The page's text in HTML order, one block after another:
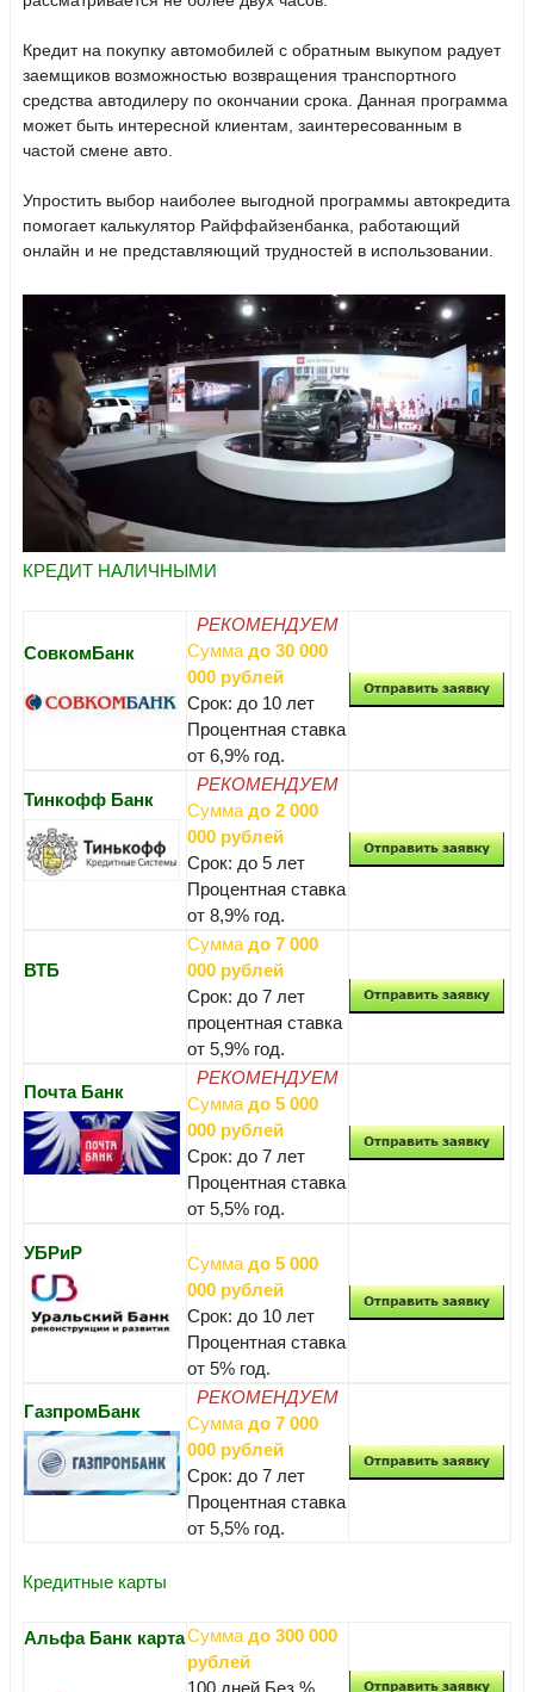
Кредит на покупку автомобилей с обратным выкупом радует
заемщиков возможностью возвращения транспортного
средства автодилеру по окончании срока. Данная программа
может быть интересной клиентам, заинтересованным в
частой смене авто.
Упростить выбор наиболее выгодной программы автокредита
помогает калькулятор Райффайзенбанка, работающий
онлайн и не представляющий трудностей в использовании.
КРЕДИТ НАЛИЧНЫМИ
СовкомБанк
РЕКОМЕНДУЕМ
Сумма до 30 000
000 рублей
Срок: до 10 лет
Процентная ставка
от 6,9% год.
Тинкофф Банк
РЕКОМЕНДУЕМ
Сумма до 2 000
000 рублей
Срок: до 5 лет
Процентная ставка
от 8,9% год.
ВТБ
Сумма до 7 000
000 рублей
Срок: до 7 лет
процентная ставка
от 5,9% год.
Почта Банк
РЕКОМЕНДУЕМ
Сумма до 5 000
000 рублей
Срок: до 7 лет
Процентная ставка
от 5,5% год.
УБРиР
Сумма до 5 000
000 рублей
Срок: до 10 лет
Процентная ставка
от 5% год.
ГазпромБанк
РЕКОМЕНДУЕМ
Сумма до 7 000
000 рублей
Срок: до 7 лет
Процентная ставка
от 5,5% год.
Кредитные карты
Альфа Банк картаСумма до 300 000
рублей
100 дней Без %